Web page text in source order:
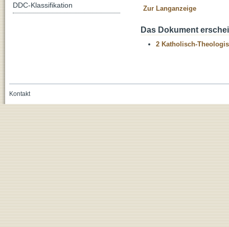
Zur Langanzeige
Das Dokument
2 Katholisch-
DDC-Klassifikation
Kontakt